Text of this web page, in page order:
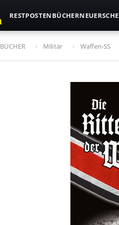
RESTPOSTENBÜCHER
BÜCHER Militär Waffen-SS